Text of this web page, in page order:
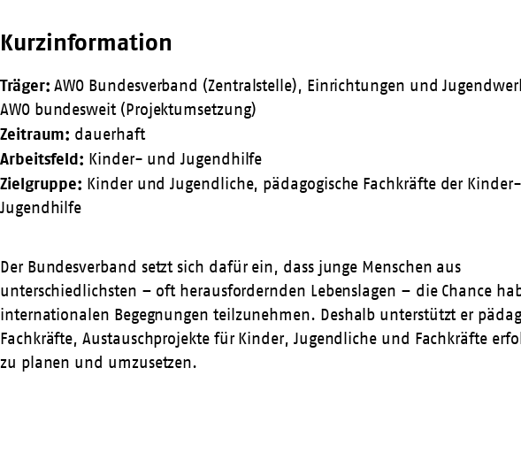
Kurzinformation
Träger:AWO Bundesverband (Zentralstelle), Einrichtungen und
AWO bundesweit (Projektumsetzung)
Zeitraum: dauerhaft
Arbeitsfeld: Kinder- und Jugendhilfe
Zielgruppe: Kinder und Jugendliche, pädagogische Fachkräfte der
Jugendhilfe
Der Bundesverband setzt sich dafür ein, dass junge Menschen aus
unterschiedlichsten – oft herausfordernden Lebenslagen – die Chance
internationalen Begegnungen teilzunehmen. Deshalb unterstützt er
Fachkräfte, Austauschprojekte für Kinder, Jugendliche und Fachkräfte
zu planen und umzusetzen.